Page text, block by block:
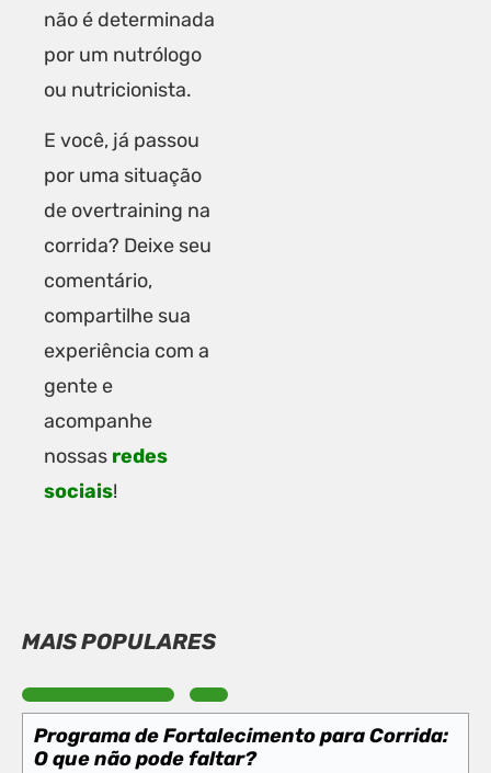
não é determinada
por um nutrólogo
ou nutricionista.
E você, já passou
por uma situação
de overtraining na
corrida? Deixe seu
comentário,
compartilhe sua
experiência com a
gente e
acompanhe
nossas redes
sociais!
MAIS POPULARES
Programa de Fortalecimento para Corrida:
O que não pode faltar?